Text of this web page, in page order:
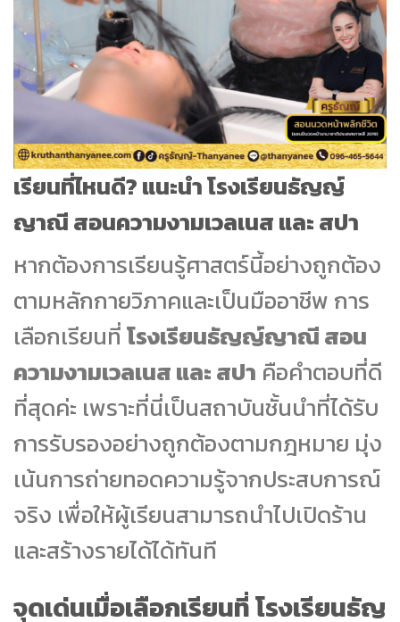
เรียนที่ไหนดี? แนะนำ โรงเรียนธัญญ์
ญาณี สอนความงามเวลเนส และ สปา
หากต้องการเรียนรู้ศาสตร์นี้อย่างถูกต้อง
ตามหลักกายวิภาคและเป็นมืออาชีพ การ
เลือกเรียนที่โรงเรียนธัญญ์ญาณี สอน
ความงามเวลเนส และ สปา คือคำตอบที่ดี
ที่สุดค่ะ เพราะที่นี่เป็นสถาบันชั้นนำที่ได้รับ
การรับรองอย่างถูกต้องตามกฎหมาย มุ่ง
เน้นการถ่ายทอดความรู้จากประสบการณ์
จริง เพื่อให้ผู้เรียนสามารถนำไปเปิดร้าน
และสร้างรายได้ได้ทันที
จุดเด่นเมื่อเลือกเรียนที่ โรงเรียนธัญ